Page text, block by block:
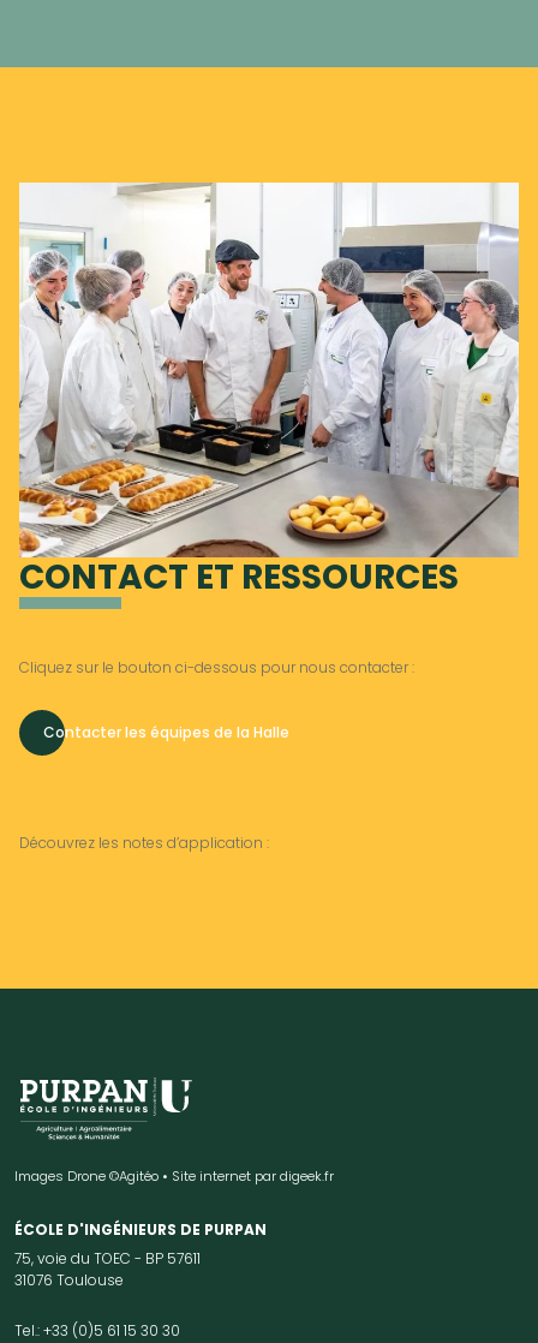
CONTACT ET RESSOURCES
Cliquez sur le bouton ci-dessous pour nous contacter :
Contacter les équipes de la Halle
Découvrez les notes d’application :
Images Drone ©Agitéo • Site internet pardigeek.fr
ÉCOLE D'INGÉNIEURS DE PURPAN
75, voie du TOEC - BP 57611
31076 Toulouse
Tel.: +33 (0)5 61 15 30 30